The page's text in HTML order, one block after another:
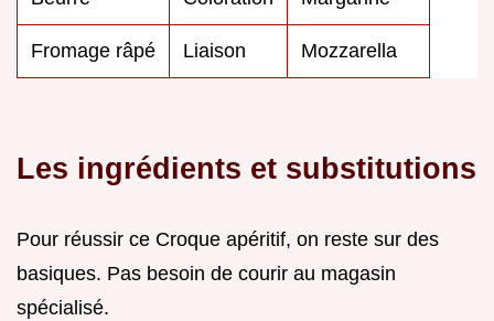
Fromage râpé Liaison Mozzarella
Les ingrédients et substitutions
Pour réussir ce Croque apéritif, on reste sur des
basiques. Pas besoin de courir au magasin
spécialisé.